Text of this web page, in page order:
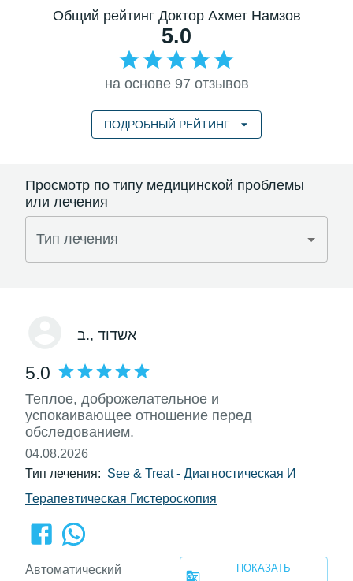
Общий рейтинг Доктор Ахмет Намзов
5.0
на основе 97 отзывов
ПОДРОБНЫЙ РЕЙТИНГ
Просмотр по типу медицинской проблемы
или лечения
Тип лечения
ב. , אשדוד
5.0
Теплое, доброжелательное и
успокаивающее отношение перед
обследованием.
04.08.2026
Тип лечения: See & Treat - Диагностическая И
Терапевтическая Гистероскопия
ПОКАЗАТЬ
Автоматический